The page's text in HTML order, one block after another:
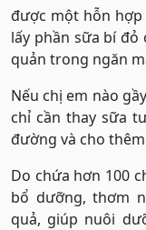
được một hỗn hợp
lấy phần sữa bí đỏ
quản trong ngăn
Nếu chị em nào
chỉ cần thay sữa
đường và cho
Do chứa hơn 100
bổ dưỡng, thơm
quả, giúp nuôi